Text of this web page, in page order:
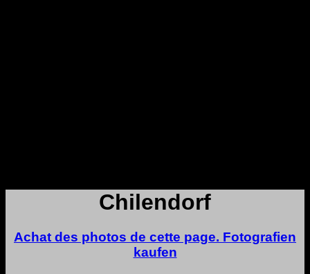
Chilendorf
Achat des photos de cette page. Fotografien
kaufen